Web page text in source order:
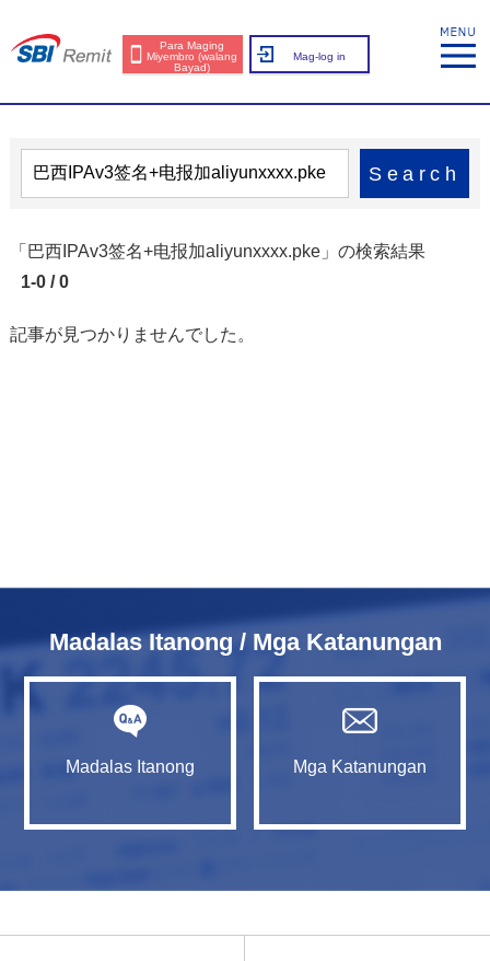
Para Maging
Miyembro (walang
Bayad)
Mag-log in
Search
「巴西IPAv3签名+电报加aliyunxxxx.pke」の検索結果
1-0 / 0
記事が見つかりませんでした。
Madalas Itanong / Mga Katanungan
Madalas Itanong Mga Katanungan